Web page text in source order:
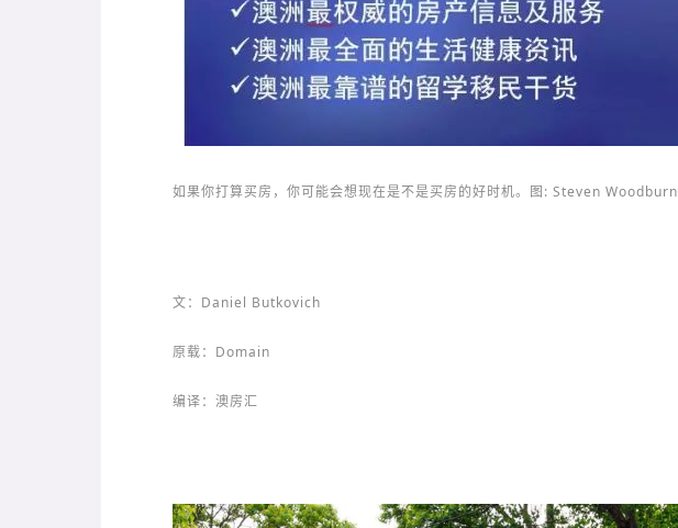
如果你打算买房，你可能会想现在是不是买房的好时机。图: Steven Woodburn
文：Daniel Butkovich
原载：Domain
编译：澳房汇